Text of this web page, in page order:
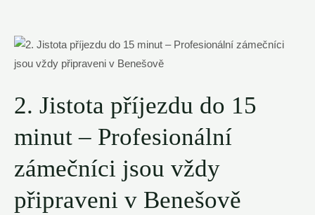
2. Jistota příjezdu do 15
minut – Profesionální
zámečníci jsou vždy
připraveni v Benešově